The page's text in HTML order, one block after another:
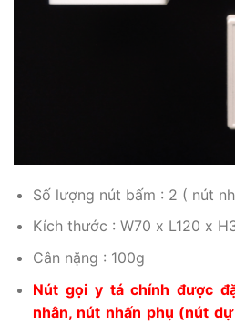
Số lượng nút bấm : 2 ( nút
Kích thước : W70 x L120 x
Cân nặng : 100g
Nút gọi y tá chính được
nhân, nút nhấn phụ (nút